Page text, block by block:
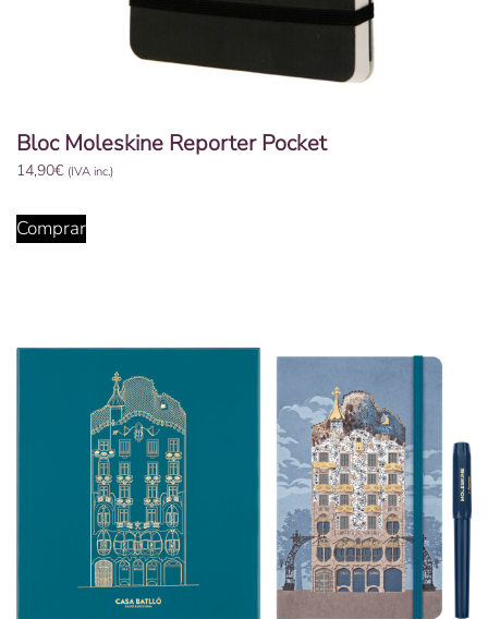
Bloc Moleskine Reporter Pocket
14,90€ (IVA inc.)
Comprar